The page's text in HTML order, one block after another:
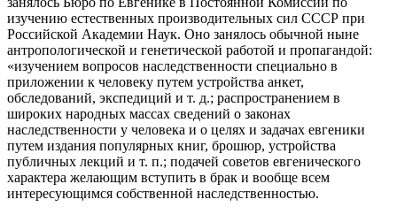
изучению естественных производительных сил СССР при
Российской Академии Наук. Оно занялось обычной ныне
антропологической и генетической работой и пропагандой:
«изучением вопросов наследственности специально в
приложении к человеку путем устройства анкет,
обследований, экспедиций и т. д.; распространением в
широких народных массах сведений о законах
наследственности у человека и о целях и задачах евгеники
путем издания популярных книг, брошюр, устройства
публичных лекций и т. п.; подачей советов евгенического
характера желающим вступить в брак и вообще всем
интересующимся собственной наследственностью.